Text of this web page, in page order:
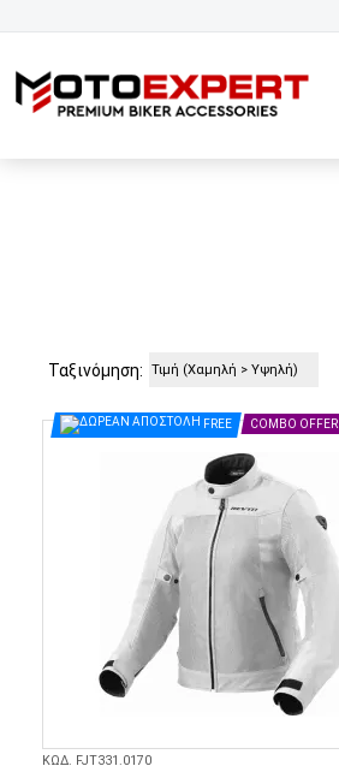
Ταξινόμηση:
FREE COMBO OFFER
ΚΩΔ. FJT331.0170